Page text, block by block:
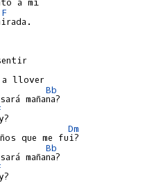
F
a llover
Bb
mañana?
Dm
que me fui?
Bb
mañana?